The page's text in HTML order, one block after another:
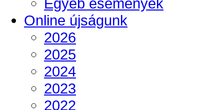
Online újságunk
2026
2025
2024
2023
2022